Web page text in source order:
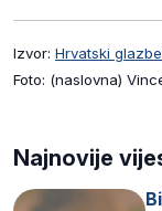
Izvor: Hrvatski
Foto: (naslovna)
Najnovije